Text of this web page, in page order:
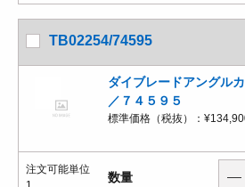
TB02254/74595
ダイブレードアングル
／７４５９５
標準価格（税抜）：
注文可能単位
数量